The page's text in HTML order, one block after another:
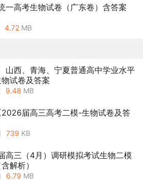
一高考生物试卷（广东卷）含答案
4.72 MB
山西、青海、宁夏普通高中学业水平
试卷及答案
9.48 MB
届高三高考二模-生物试卷及答
739 KB
高三（4月）调研模拟考试生物二模
解析）
6.79 MB